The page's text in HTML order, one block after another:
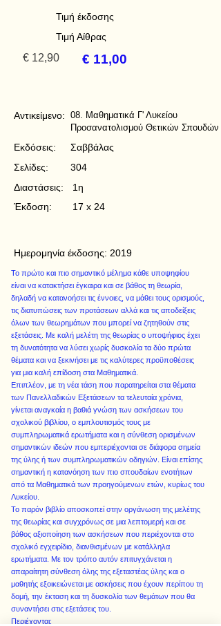
Τιμή έκδοσης
Τιμή Αίθρας
€ 12,90 € 11,00
Αντικείμενο:
Εκδόσεις:
Σελίδες:
08. Μαθηματικά Γ' Λυκείου
Προσανατολισμού Θετικών Σπουδών
Σαββάλας
304
Διαστάσεις:
Έκδοση:
1η
17 x 24
Ημερομηνία έκδοσης: 2019
Το πρώτο και πιο σημαντικό μέλημα κάθε υποψηφίου
είναι να κατακτήσει έγκαιρα και σε βάθος τη θεωρία,
δηλαδή να κατανοήσει τις έννοιες, να μάθει τους ορισμούς,
τις διατυπώσεις των προτάσεων αλλά και τις αποδείξεις
όλων των θεωρημάτων που μπορεί να ζητηθούν στις
εξετάσεις. Με καλή μελέτη της θεωρίας ο υποψήφιος έχει
τη δυνατότητα να λύσει χωρίς δυσκολία τα δύο πρώτα
θέματα και να ξεκινήσει με τις καλύτερες προϋποθέσεις
για μια καλή επίδοση στα Μαθηματικά.
Επιπλέον, με τη νέα τάση που παρατηρείται στα θέματα
των Πανελλαδικών Εξετάσεων τα τελευταία χρόνια,
γίνεται αναγκαία η βαθιά γνώση των ασκήσεων του
σχολικού βιβλίου, ο εμπλουτισμός τους με
συμπληρωματικά ερωτήματα και η σύνθεση ορισμένων
σημαντικών ιδεών που εμπεριέχονται σε διάφορα σημεία
της ύλης ή των συμπληρωματικών οδηγιών. Είναι επίσης
σημαντική η κατανόηση των πιο σπουδαίων ενοτήτων
από τα Μαθηματικά των προηγούμενων ετών, κυρίως του
Λυκείου.
Το παρόν βιβλίο αποσκοπεί στην οργάνωση της μελέτης
της θεωρίας και συγχρόνως σε μια λεπτομερή και σε
βάθος αξιοποίηση των ασκήσεων που περιέχονται στο
σχολικό εγχειρίδιο, διανθισμένων με κατάλληλα
ερωτήματα. Με τον τρόπο αυτόν επιτυγχάνεται η
απαραίτητη σύνθεση όλης της εξεταστέας ύλης και ο
μαθητής εξοικειώνεται με ασκήσεις που έχουν περίπου τη
δομή, την έκταση και τη δυσκολία των θεμάτων που θα
συναντήσει στις εξετάσεις του.
Περιέχονται: